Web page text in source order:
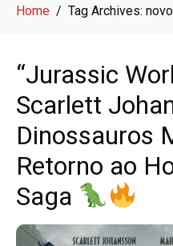
Home Tag Archives:
“Jurassic
Scarlett
Dinossauros
Retorno ao
Saga